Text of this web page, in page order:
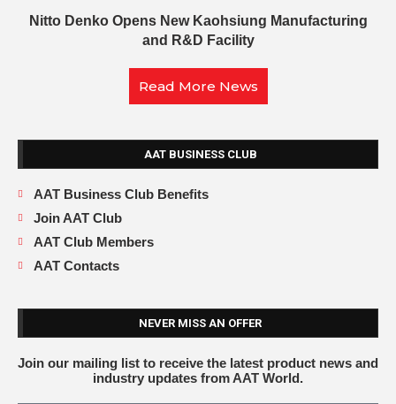
Nitto Denko Opens New Kaohsiung Manufacturing
and R&D Facility
Read More News
AAT BUSINESS CLUB
AAT Business Club Benefits
Join AAT Club
AAT Club Members
AAT Contacts
NEVER MISS AN OFFER
Join our mailing list to receive the latest product news and
industry updates from AAT World.